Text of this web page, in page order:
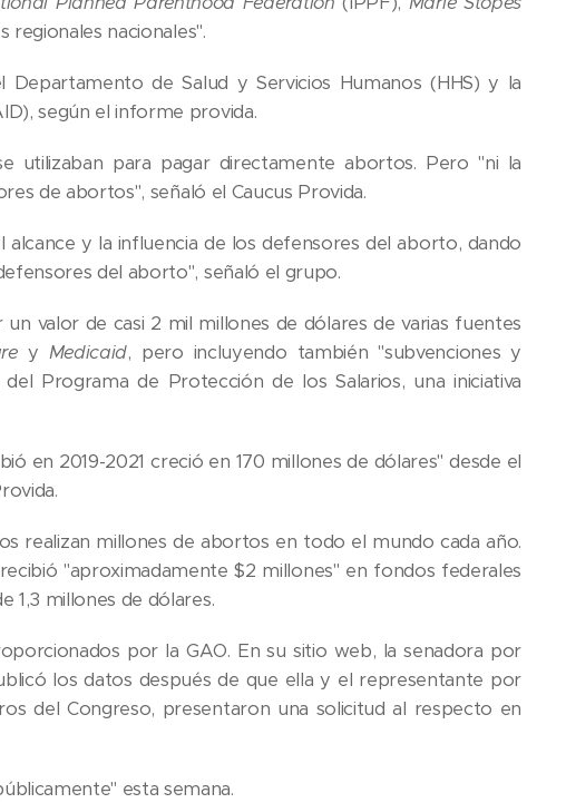
regionales nacionales".
de Salud y Servicios Humanos (HHS) y la
según el informe provida.
utilizaban para pagar directamente abortos. Pero "ni la
de abortos", señaló el Caucus Provida.
y la influencia de los defensores del aborto, dando
del aborto", señaló el grupo.
valor de casi 2 mil millones de dólares de varias fuentes
y Medicaid, pero incluyendo también "subvenciones y
Programa de Protección de los Salarios, una iniciativa
en 2019-2021 creció en 170 millones de dólares" desde el
realizan millones de abortos en todo el mundo cada año.
"aproximadamente $2 millones" en fondos federales
1,3 millones de dólares.
por la GAO. En su sitio web, la senadora por
los datos después de que ella y el representante por
del Congreso, presentaron una solicitud al respecto en
esta semana.